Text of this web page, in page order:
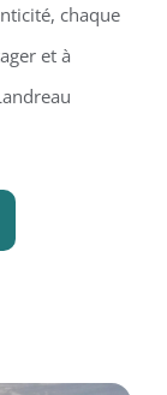
chaque
et à